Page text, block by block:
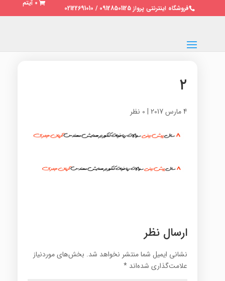
فروشگاه اینترنتی پرواز 09128501125 / 02122691010
0 آیتم
۲
4 مارس 2017 | 0 نظر
ارسال نظر
نشانی ایمیل شما منتشر نخواهد شد. بخش‌های موردنیاز
علامت‌گذاری شده‌اند *